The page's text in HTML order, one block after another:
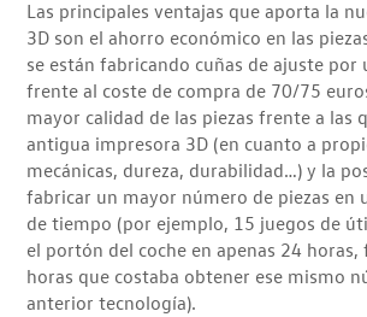
Las principales ventajas que aporta la
3D son el ahorro económico en las
se están fabricando cuñas de ajuste por
frente al coste de compra de 70/75
mayor calidad de las piezas frente a las
antigua impresora 3D (en cuanto a
mecánicas, dureza, durabilidad…) y la
fabricar un mayor número de piezas en
de tiempo (por ejemplo, 15 juegos de
el portón del coche en apenas 24 horas,
horas que costaba obtener ese mismo
anterior tecnología).